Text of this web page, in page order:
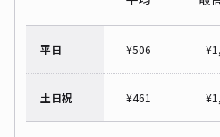
平日 ¥506 ¥
土日祝 ¥461 ¥